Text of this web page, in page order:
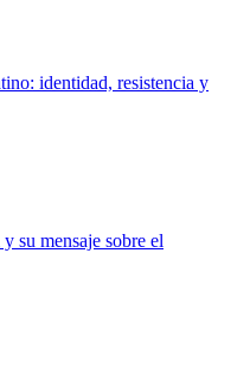
identidad, resistencia y
su mensaje sobre el